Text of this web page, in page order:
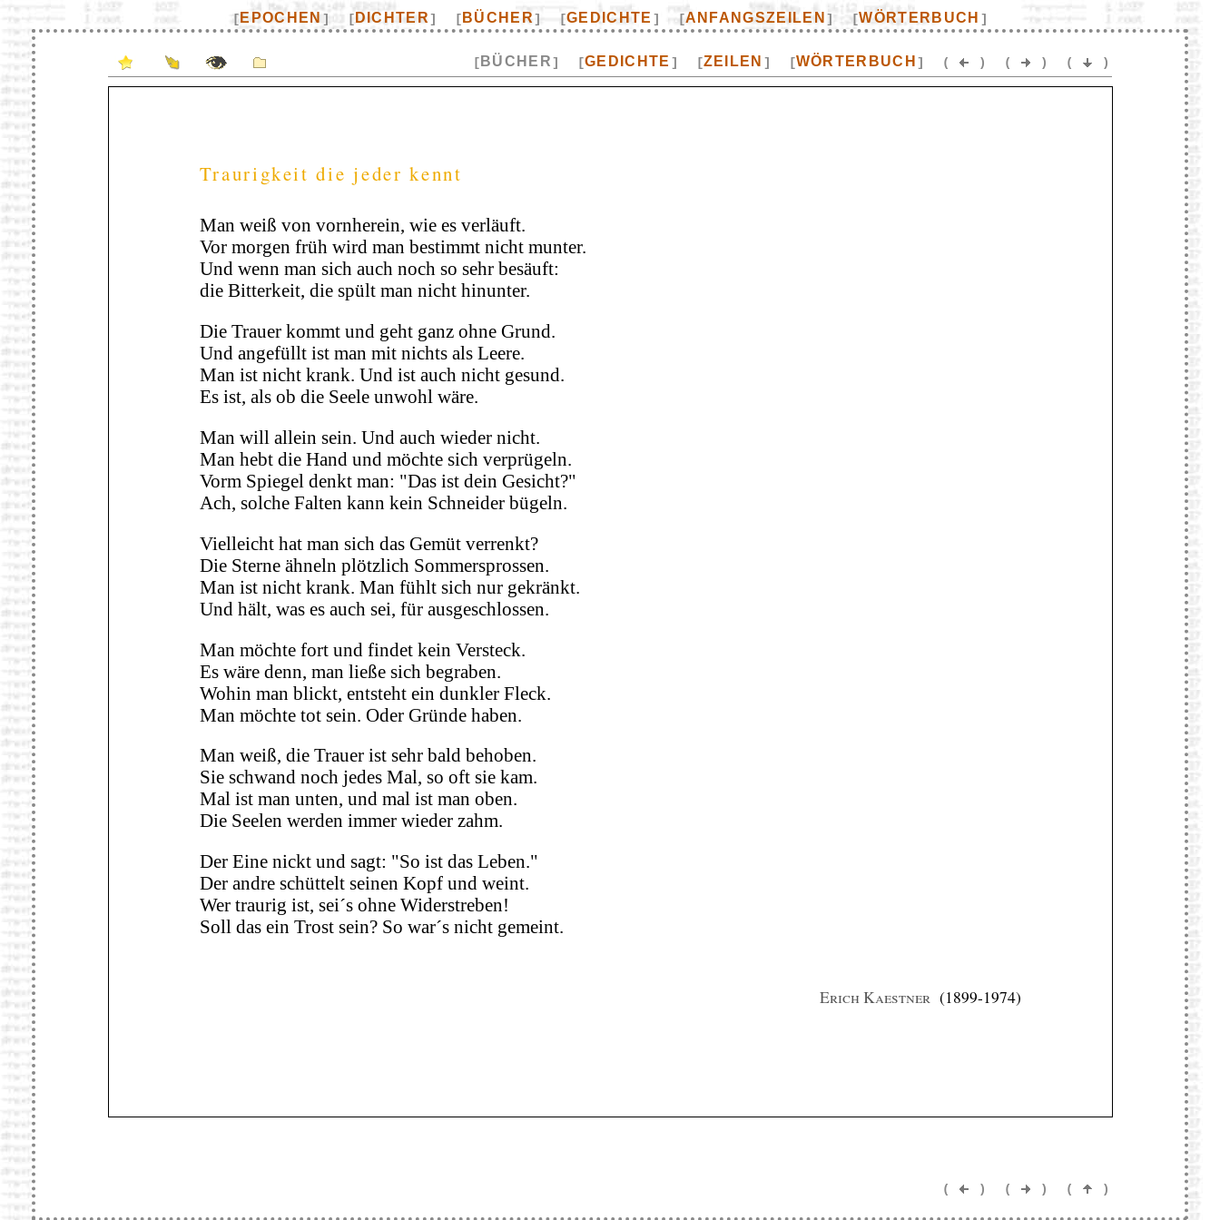
[ EPOCHEN ] [ DICHTER] [ BÜCHER] [GEDICHTE ] [ANFANGSZEILEN ] [WÖRTERBUCH ]
[ BÜCHER] [GEDICHTE ] [ZEILEN ] [WÖRTERBUCH ] ( ) ( ) ( )
Traurigkeit die jeder kennt
Man weiß von vornherein, wie es verläuft.
Vor morgen früh wird man bestimmt nicht munter.
Und wenn man sich auch noch so sehr besäuft:
die Bitterkeit, die spült man nicht hinunter.
Die Trauer kommt und geht ganz ohne Grund.
Und angefüllt ist man mit nichts als Leere.
Man ist nicht krank. Und ist auch nicht gesund.
Es ist, als ob die Seele unwohl wäre.
Man will allein sein. Und auch wieder nicht.
Man hebt die Hand und möchte sich verprügeln.
Vorm Spiegel denkt man: "Das ist dein Gesicht?"
Ach, solche Falten kann kein Schneider bügeln.
Vielleicht hat man sich das Gemüt verrenkt?
Die Sterne ähneln plötzlich Sommersprossen.
Man ist nicht krank. Man fühlt sich nur gekränkt.
Und hält, was es auch sei, für ausgeschlossen.
Man möchte fort und findet kein Versteck.
Es wäre denn, man ließe sich begraben.
Wohin man blickt, entsteht ein dunkler Fleck.
Man möchte tot sein. Oder Gründe haben.
Man weiß, die Trauer ist sehr bald behoben.
Sie schwand noch jedes Mal, so oft sie kam.
Mal ist man unten, und mal ist man oben.
Die Seelen werden immer wieder zahm.
Der Eine nickt und sagt: "So ist das Leben."
Der andre schüttelt seinen Kopf und weint.
Wer traurig ist, sei´s ohne Widerstreben!
Soll das ein Trost sein? So war´s nicht gemeint.
Erich Kaestner(1899-1974)
( ) ( ) ( )